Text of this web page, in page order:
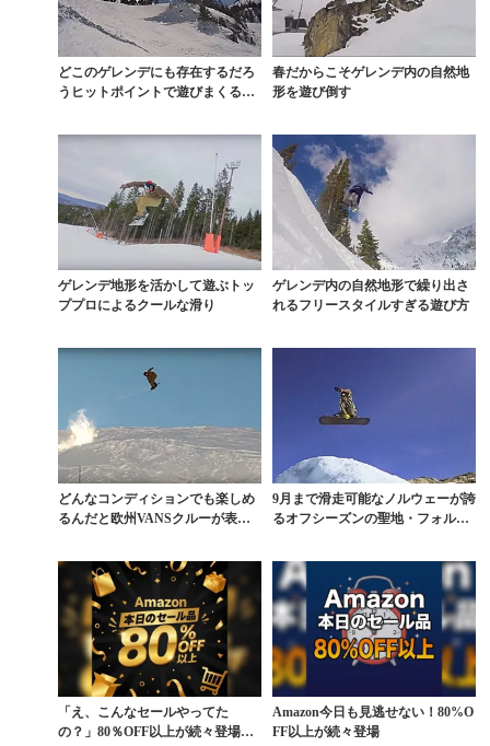
どこのゲレンデにも存在するだろ
うヒットポイントで遊びまくる等
春だからこそゲレンデ内の自然地
形を遊び倒す
ゲレンデ地形を活かして遊ぶトッ
ププロによるクールな滑り
ゲレンデ内の自然地形で繰り出さ
れるフリースタイルすぎる遊び方
どんなコンディションでも楽しめ
るんだと欧州VANSクルーが表現
9月まで滑走可能なノルウェーが誇
るオフシーズンの聖地・フォルゲ
「え、こんなセールやってた
の？」80％OFF以上が続々登場！
Amazon今日も見逃せない！80%O
FF以上が続々登場